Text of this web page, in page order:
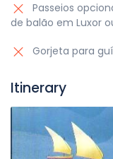
Passeios
de balão em Luxor
Gorjeta para
Itinerary